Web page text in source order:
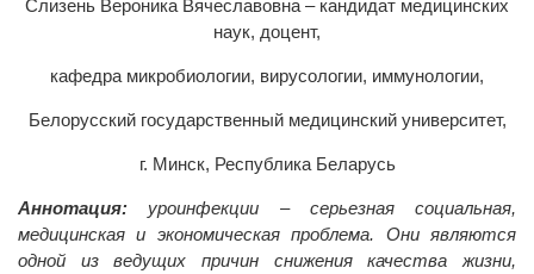
Слизень Вероника Вячеславовна – кандидат медицинских
наук, доцент,
кафедра микробиологии, вирусологии, иммунологии,
Белорусский государственный медицинский университет,
г. Минск, Республика Беларусь
Аннотация: уроинфекции – серьезная социальная,
медицинская и экономическая проблема. Они являются
одной из ведущих причин снижения качества жизни,